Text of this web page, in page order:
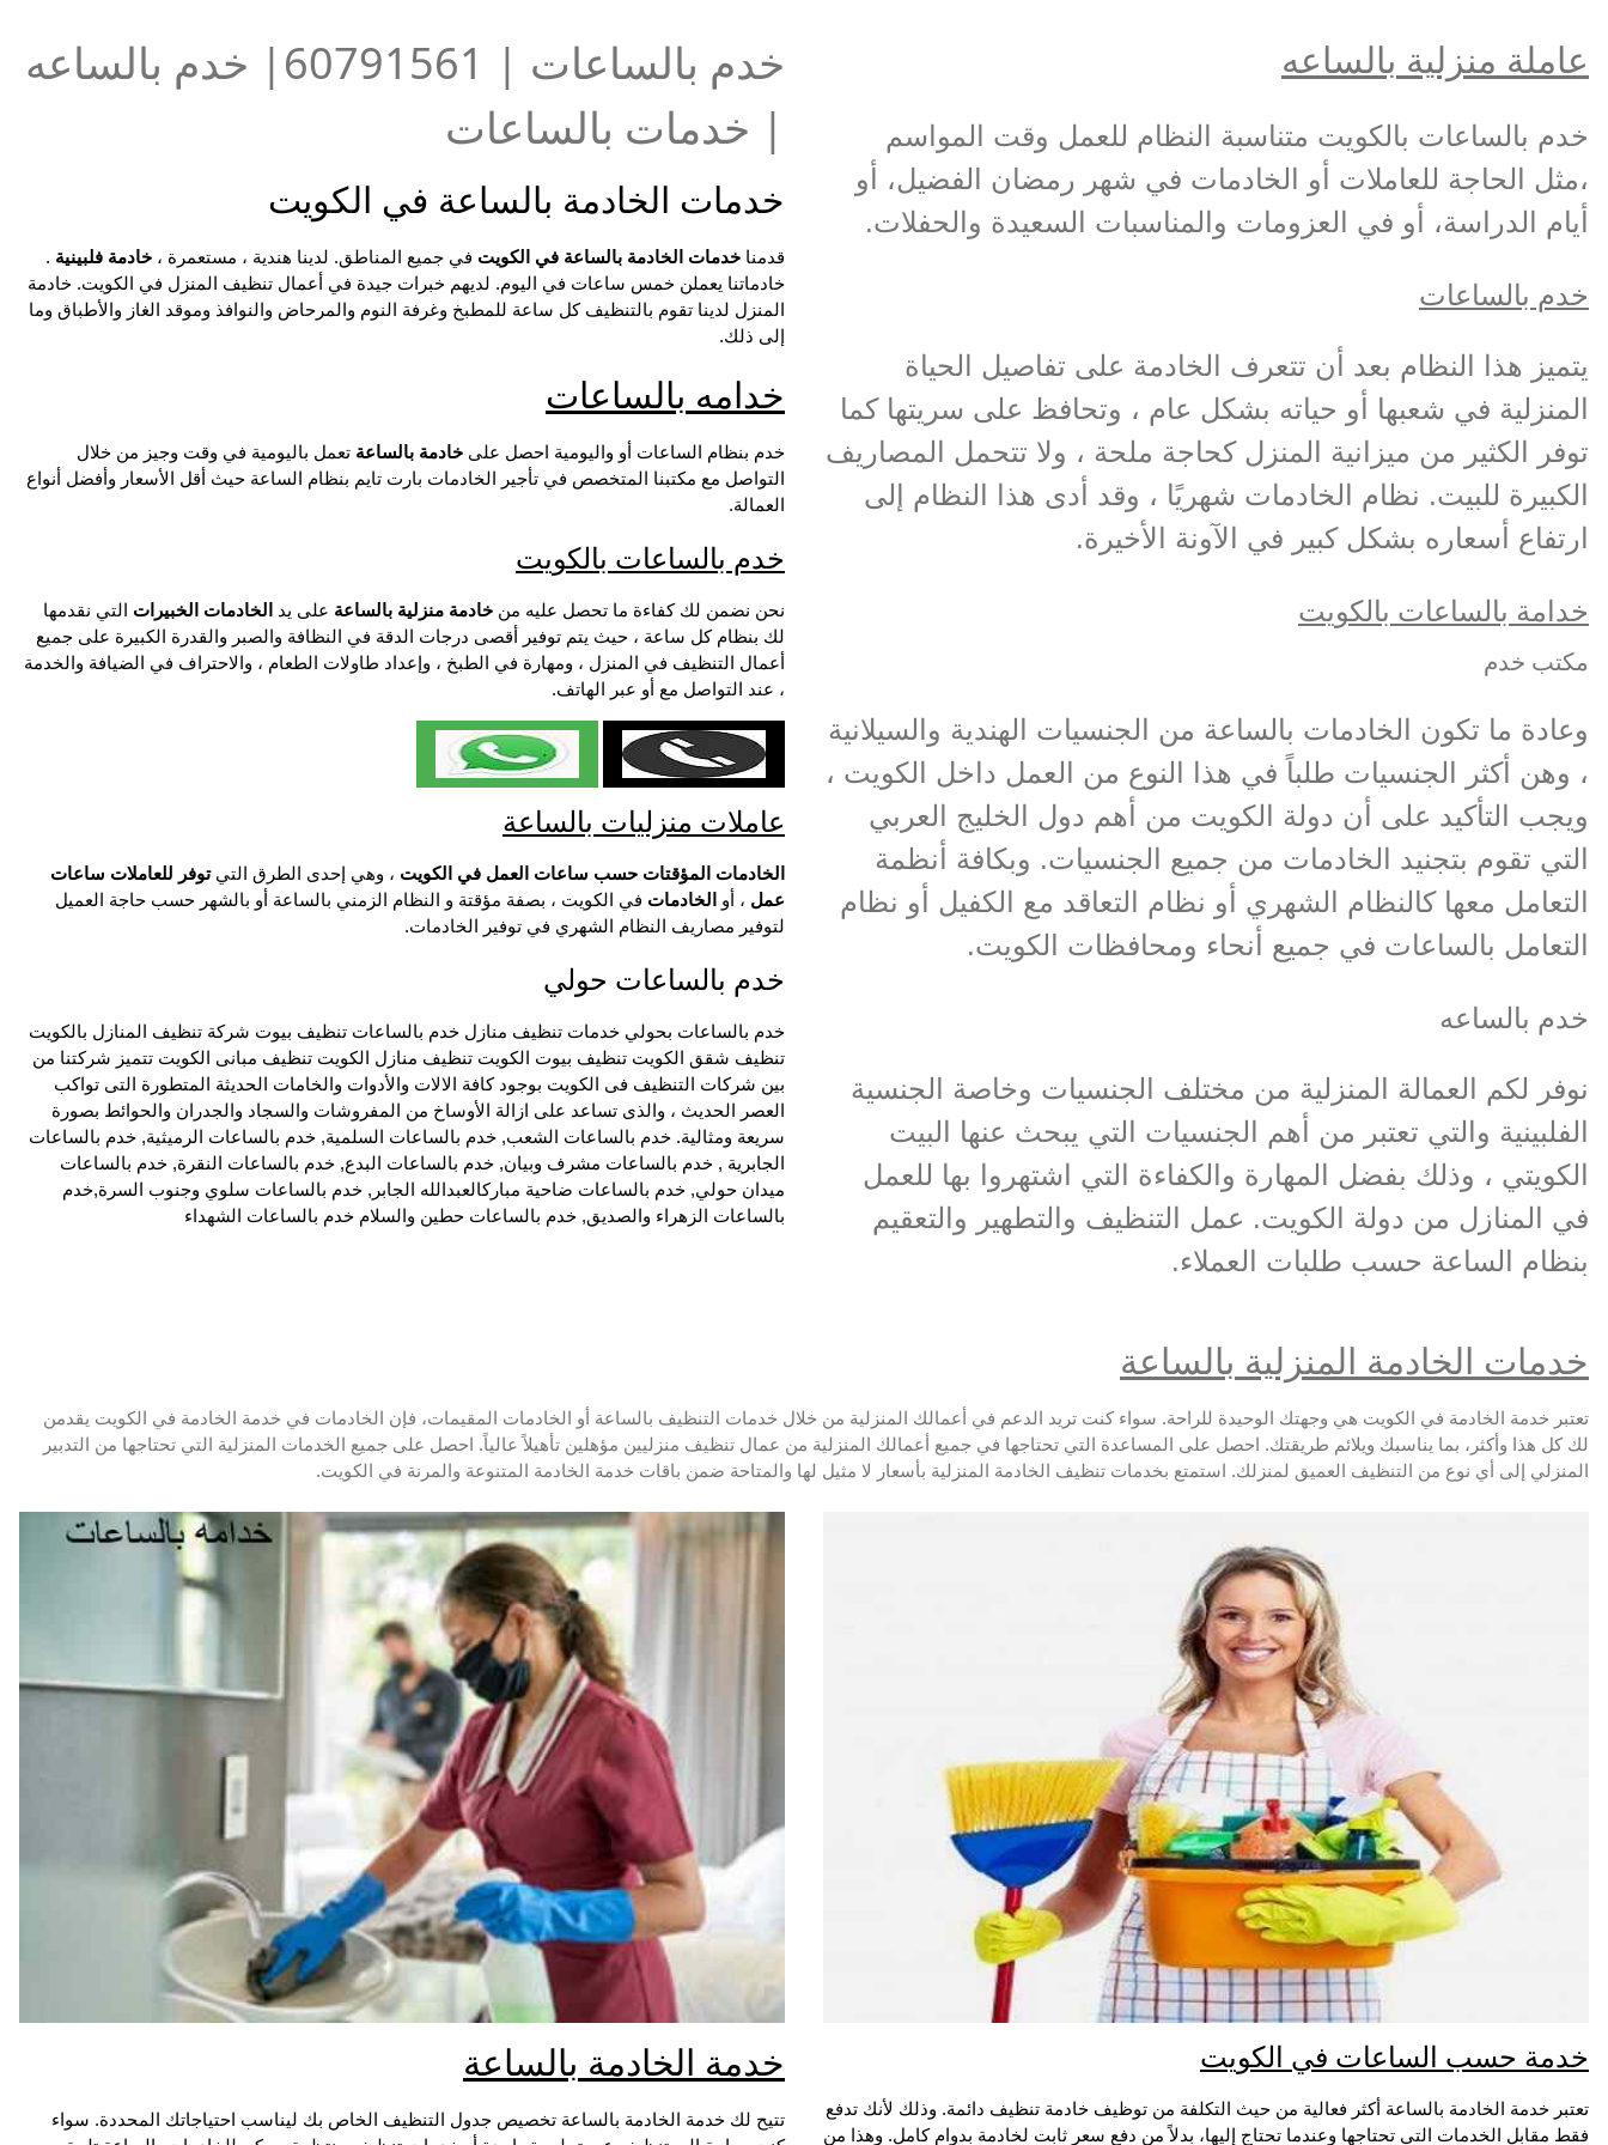
خدم بالساعات | 60791561| خدم بالساعه
| خدمات بالساعات
خدمات الخادمة بالساعة في الكويت
قدمناخدمات الخادمة بالساعة في الكويت في جميع المناطق. لدينا هندية ، مستعمرة ،خادمة فلبينية .
خادماتنا يعملن خمس ساعات في اليوم. لديهم خبرات جيدة في أعمال تنظيف المنزل في الكويت. خادمة
المنزل لدينا تقوم بالتنظيف كل ساعة للمطبخ وغرفة النوم والمرحاض والنوافذ وموقد الغاز والأطباق وما
إلى ذلك.
خدامه بالساعات
خدم بنظام الساعات أو واليومية احصل على خادمة بالساعةتعمل باليومية في وقت وجيز من خلال
التواصل مع مكتبنا المتخصص في تأجير الخادمات بارت تايم بنظام الساعة حيث أقل الأسعار وأفضل أنواع
العمالة.
خدم بالساعات بالكويت
نحن نضمن لك كفاءة ما تحصل عليه منخادمة منزلية بالساعة على يد الخادمات الخبيرات التي نقدمها
لك بنظام كل ساعة ، حيث يتم توفير أقصى درجات الدقة في النظافة والصبر والقدرة الكبيرة على جميع
أعمال التنظيف في المنزل ، ومهارة في الطبخ ، وإعداد طاولات الطعام ، والاحتراف في الضيافة والخدمة
، عند التواصل مع أو عبر الهاتف.
عاملات منزليات بالساعة
الخادمات المؤقتات حسب ساعات العمل في الكويت ، وهي إحدى الطرق التيتوفر للعاملات ساعات
عمل ، أو الخادمات في الكويت ، بصفة مؤقتة و النظام الزمني بالساعة أو بالشهر حسب حاجة العميل
لتوفير مصاريف النظام الشهري في توفير الخادمات.
خدم بالساعات حولي
خدم بالساعات بحولي خدمات تنظيف منازل خدم بالساعات تنظيف بيوت شركة تنظيف المنازل بالكويت
تنظيف شقق الكويت تنظيف بيوت الكويت تنظيف منازل الكويت تنظيف مبانى الكويت تتميز شركتنا من
بين شركات التنظيف فى الكويت بوجود كافة الالات والأدوات والخامات الحديثة المتطورة التى تواكب
العصر الحديث ، والذى تساعد على ازالة الأوساخ من المفروشات والسجاد والجدران والحوائط بصورة
سريعة ومثالية. خدم بالساعات الشعب, خدم بالساعات السلمية, خدم بالساعات الرميثية, خدم بالساعات
الجابرية , خدم بالساعات مشرف وبيان, خدم بالساعات البدع, خدم بالساعات النقرة, خدم بالساعات
ميدان حولي, خدم بالساعات ضاحية مباركالعبدالله الجابر, خدم بالساعات سلوي وجنوب السرة,خدم
بالساعات الزهراء والصديق, خدم بالساعات حطين والسلام خدم بالساعات الشهداء
عاملة منزلية بالساعه
خدم بالساعات بالكويت متناسبة النظام للعمل وقت المواسم
،مثل الحاجة للعاملات أو الخادمات في شهر رمضان الفضيل، أو
أيام الدراسة، أو في العزومات والمناسبات السعيدة والحفلات.
خدم بالساعات
يتميز هذا النظام بعد أن تتعرف الخادمة على تفاصيل الحياة
المنزلية في شعبها أو حياته بشكل عام ، وتحافظ على سريتها كما
توفر الكثير من ميزانية المنزل كحاجة ملحة ، ولا تتحمل المصاريف
الكبيرة للبيت. نظام الخادمات شهريًا ، وقد أدى هذا النظام إلى
ارتفاع أسعاره بشكل كبير في الآونة الأخيرة.
خدامة بالساعات بالكويت
مكتب خدم
وعادة ما تكون الخادمات بالساعة من الجنسيات الهندية والسيلانية
، وهن أكثر الجنسيات طلباً في هذا النوع من العمل داخل الكويت ،
ويجب التأكيد على أن دولة الكويت من أهم دول الخليج العربي
التي تقوم بتجنيد الخادمات من جميع الجنسيات. وبكافة أنظمة
التعامل معها كالنظام الشهري أو نظام التعاقد مع الكفيل أو نظام
التعامل بالساعات في جميع أنحاء ومحافظات الكويت.
خدم بالساعه
نوفر لكم العمالة المنزلية من مختلف الجنسيات وخاصة الجنسية
الفلبينية والتي تعتبر من أهم الجنسيات التي يبحث عنها البيت
الكويتي ، وذلك بفضل المهارة والكفاءة التي اشتهروا بها للعمل
في المنازل من دولة الكويت. عمل التنظيف والتطهير والتعقيم
بنظام الساعة حسب طلبات العملاء.
خدمات الخادمة المنزلية بالساعة
تعتبر خدمة الخادمة في الكويت هي وجهتك الوحيدة للراحة. سواء كنت تريد الدعم في أعمالك المنزلية من خلال خدمات التنظيف بالساعة أو الخادمات المقيمات، فإن الخادمات في خدمة الخادمة في الكويت يقدمن
لك كل هذا وأكثر، بما يناسبك ويلائم طريقتك. احصل على المساعدة التي تحتاجها في جميع أعمالك المنزلية من عمال تنظيف منزليين مؤهلين تأهيلاً عالياً. احصل على جميع الخدمات المنزلية التي تحتاجها من التدبير
المنزلي إلى أي نوع من التنظيف العميق لمنزلك. استمتع بخدمات تنظيف الخادمة المنزلية بأسعار لا مثيل لها والمتاحة ضمن باقات خدمة الخادمة المتنوعة والمرنة في الكويت.
خدمة الخادمة بالساعة
تتيح لك خدمة الخادمة بالساعة تخصيص جدول التنظيف الخاص بك ليناسب احتياجاتك المحددة. سواء
خدمة حسب الساعات في الكويت
تعتبر خدمة الخادمة بالساعة أكثر فعالية من حيث التكلفة من توظيف خادمة تنظيف دائمة. وذلك لأنك تدفع
فقط مقابل الخدمات التي تحتاجها وعندما تحتاج إليها، بدلاً من دفع سعر ثابت لخادمة بدوام كامل. وهذا من